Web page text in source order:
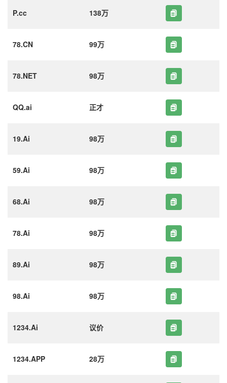
P.cc 138万
78.CN 99万
78.NET 98万
QQ.ai 正才
19.Ai 98万
59.Ai 98万
68.Ai 98万
78.Ai 98万
89.Ai 98万
98.Ai 98万
1234.Ai 议价
1234.APP 28万